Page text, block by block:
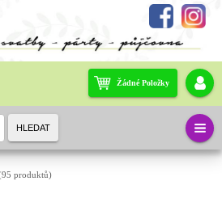
produktů)
Žádné Položky
HLEDAT